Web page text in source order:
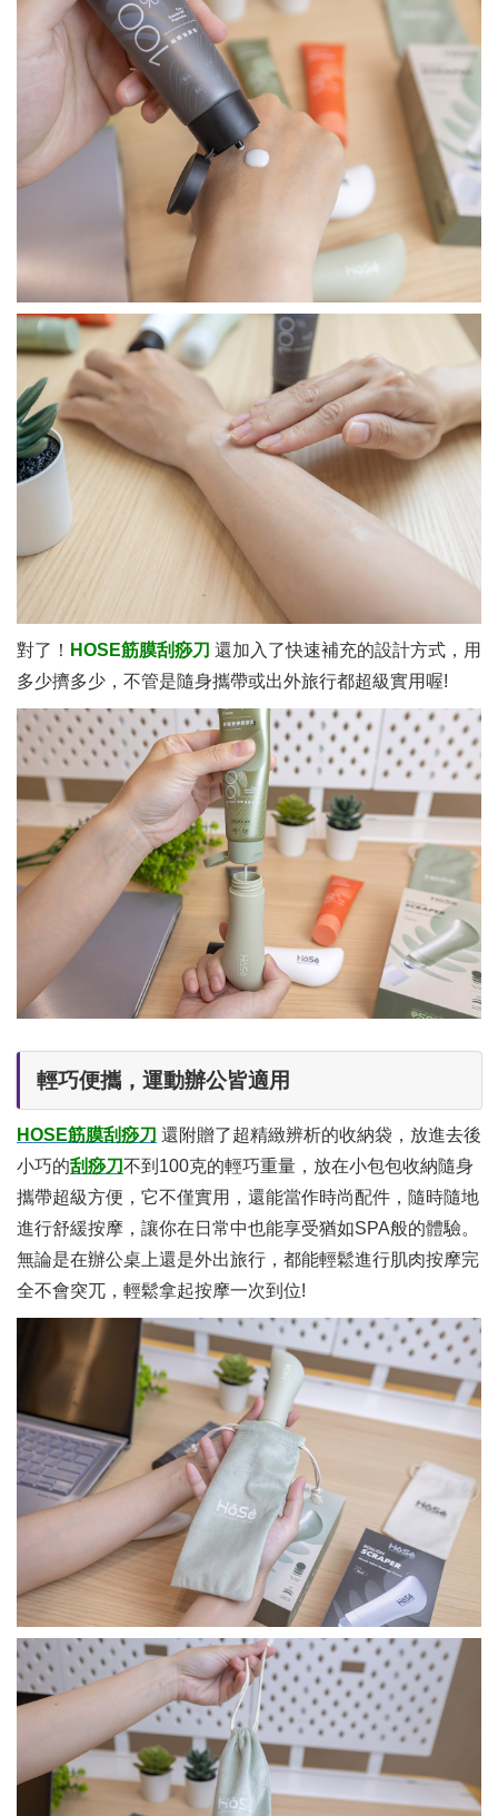
對了！ HOSE筋膜刮痧刀 還加入了快速補充的設計方式，用
多少擠多少，不管是隨身攜帶或出外旅行都超級實用喔!
輕巧便攜，運動辦公皆適用
HOSE筋膜刮痧刀 還附贈了超精緻辨析的收納袋，放進去後
小巧的刮痧刀不到100克的輕巧重量，放在小包包收納隨身
攜帶超級方便，它不僅實用，還能當作時尚配件，隨時隨地
進行舒緩按摩，讓你在日常中也能享受猶如SPA般的體驗。
無論是在辦公桌上還是外出旅行，都能輕鬆進行肌肉按摩完
全不會突兀，輕鬆拿起按摩一次到位!